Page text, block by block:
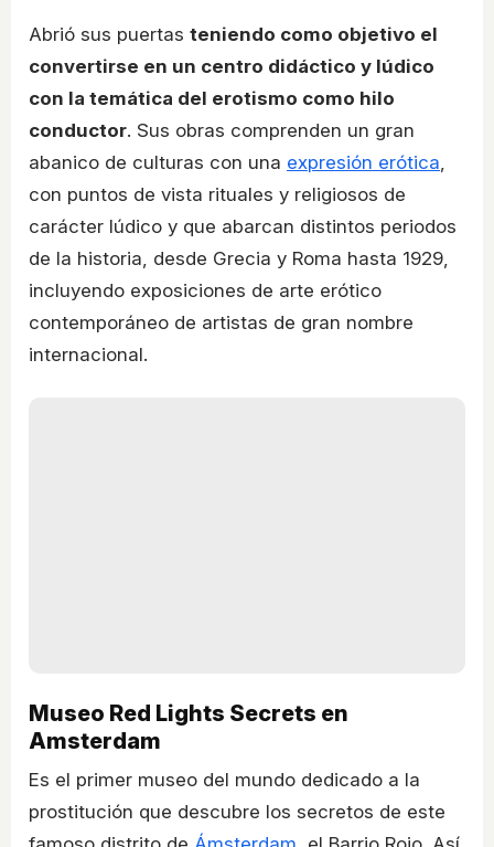
Abrió sus puertas teniendo como objetivo el
convertirse en un centro didáctico y lúdico
con la temática del erotismo como hilo
conductor. Sus obras comprenden un gran
abanico de culturas con una expresión erótica,
con puntos de vista rituales y religiosos de
carácter lúdico y que abarcan distintos periodos
de la historia, desde Grecia y Roma hasta 1929,
incluyendo exposiciones de arte erótico
contemporáneo de artistas de gran nombre
internacional.
Museo Red Lights Secrets en
Amsterdam
Es el primer museo del mundo dedicado a la
prostitución que descubre los secretos de este